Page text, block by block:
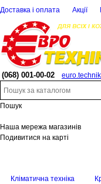
Доставка і оплата Акції
(068) 001-00-02
Пошук
Наша мережа магазинів
Подивитися на карті
Кліматична техніка